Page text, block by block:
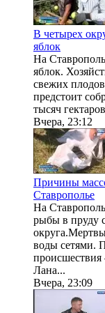
В четырех
яблок
На
яблок.
свежих
предстоит
тысяч
Вчера, 23:12
Причины
Ставрополье
На
рыбы в пруду
воды сетями.
происшествия
Лана...
Вчера, 23:09